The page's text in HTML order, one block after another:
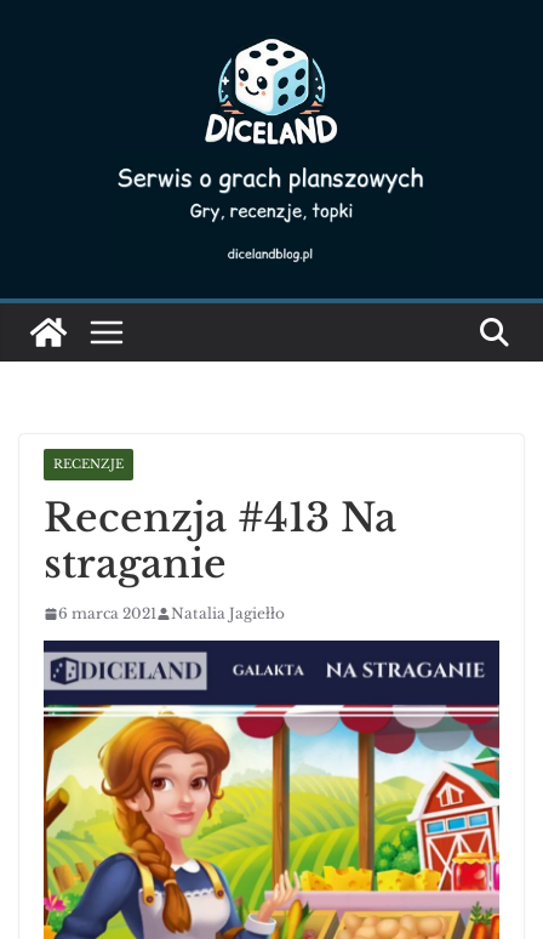
RECENZJE
Recenzja #413 Na
straganie
6 marca 2021 Natalia Jagiełło